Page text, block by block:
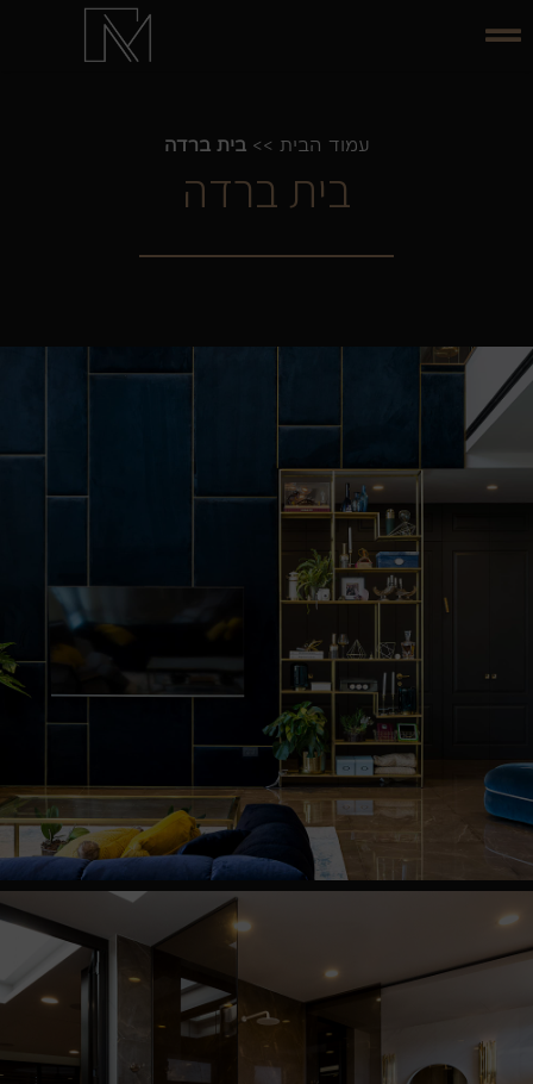
עמוד הבית >>בית ברדה
בית ברדה